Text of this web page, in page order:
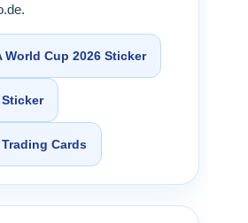
World Cup 2026 Sticker
Cards